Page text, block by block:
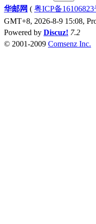
华邮网 ( 粤ICP备16106823
GMT+8, 2026-8-9 15:08,
Powered by Discuz! 7.2
© 2001-2009 Comsenz Inc.